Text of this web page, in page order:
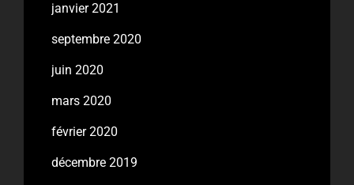
janvier 2021
septembre 2020
juin 2020
mars 2020
février 2020
décembre 2019